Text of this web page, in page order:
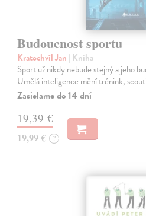
Budoucnost sportu
Kratochvíl Jan | Kniha
Sport už nikdy nebude stejný a jeho
Umělá inteligence mění trénink,
Zasielame do 14 dní
19,39 €
19,99 € ?